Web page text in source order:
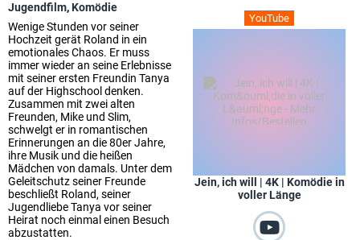
YouTube
Jein, ich will | 4K | Komödie in
voller Länge
Jugendfilm,Komödie
Wenige Stunden vor seiner
Hochzeit gerät Roland in ein
emotionales Chaos. Er muss
immer wieder an seine Erlebnisse
mit seiner ersten Freundin Tanya
auf der Highschool denken.
Zusammen mit zwei alten
Freunden, Mike und Slim,
schwelgt er in romantischen
Erinnerungen an die 80er Jahre,
ihre Musik und die heißen
Mädchen von damals. Unter dem
Geleitschutz seiner Freunde
beschließt Roland, seiner
Jugendliebe Tanya vor seiner
Heirat noch einmal einen Besuch
abzustatten.